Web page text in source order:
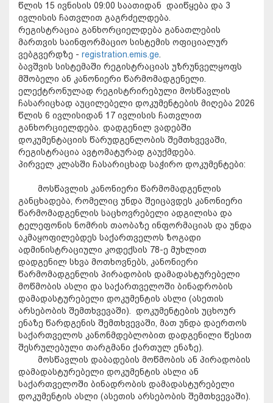
წლის 15 ივნისის 09:00 საათიდან დაიწყება და 3
ივლისის ჩათვლით გაგრძელდება.
რეგისტრაცია განხორციელდება განათლების
მართვის საინფორმაციო სისტემის ოფიციალურ
ვებგვერდზე - registration.emis.ge.
ბავშვის სისტემაში რეგისტრაციას უზრუნველყოფს
მშობელი ან კანონიერი წარმომადგენელი.
ელექტრონულად რეგისტრირებული მოსწავლის
ჩასარიცხად აუცილებელი დოკუმენტების მიღება 2026
წლის 6 ივლისიდან 17 ივლისის ჩათვლით
განხორციელდება. დადგენილ ვადებში
დოკუმენტაციის წარუდგენლობის შემთხვევაში,
რეგისტრაცია ავტომატურად გაუქმდება.
პირველ კლასში ჩასარიცხად საჭირო დოკუმენტები:
მოსწავლის კანონიერი წარმომადგენლის
განცხადება, რომელიც უნდა შეიცავდეს კანონიერი
წარმომადგენლის საცხოვრებელი ადგილისა და
ტელეფონის ნომრის თაობაზე ინფორმაციას და უნდა
აკმაყოფილებდეს საქართველოს ზოგადი
ადმინისტრაციული კოდექსის 78-ე მუხლით
დადგენილ სხვა მოთხოვნებს, კანონიერი
წარმომადგენლის პირადობის დამადასტურებელი
მოწმობის ასლი და საქართველოში ბინადრობის
დამადასტურებელი დოკუმენტის ასლი (ასეთის
არსებობის შემთხვევაში). დოკუმენტების უცხოურ
ენაზე წარდგენის შემთხვევაში, მათ უნდა დაერთოს
საქართველოს კანონმდებლობით დადგენილი წესით
შესრულებული თარგმანი ქართულ ენაზე).
მოსწავლის დაბადების მოწმობის ან პირადობის
დამადასტურებელი დოკუმენტის ასლი ან
საქართველოში ბინადრობის დამადასტურებელი
დოკუმენტის ასლი (ასეთის არსებობის შემთხვევაში).